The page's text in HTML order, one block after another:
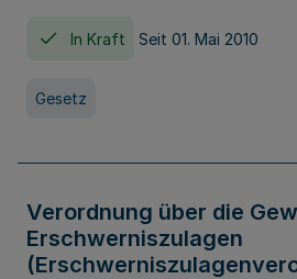
In Kraft Seit 01. Mai 2010
Gesetz
Verordnung über die
Erschwerniszulagen